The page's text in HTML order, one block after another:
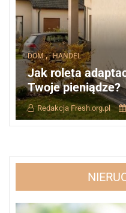
DOM, HANDEL
Jak roleta
Twoje pieniądze?
Redakcja Fresh.org.pl